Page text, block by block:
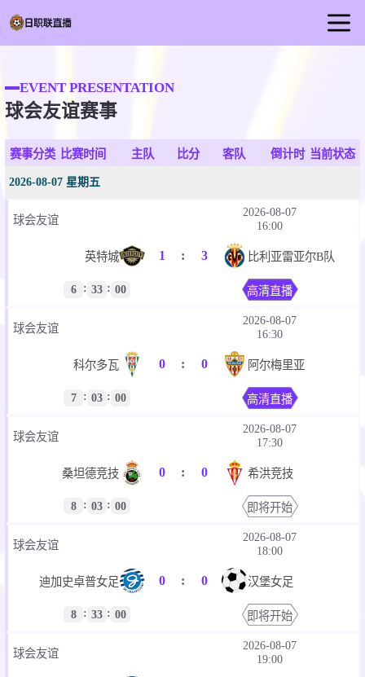
日职联直播
足球直播
篮球直播
足球视频
EVENT PRESENTATION
球会友谊赛事
赛事分类 比赛时间 主队 比分 客队 倒计时 当前状态
2026-08-07 星期五
球会友谊
2026-08-07
16:00
英特城 1 : 3 比利亚雷亚尔B队
6 : 33 : 00 高清直播
球会友谊
2026-08-07
16:30
科尔多瓦 0 : 0 阿尔梅里亚
7 : 03 : 00 高清直播
球会友谊
2026-08-07
17:30
桑坦德竞技 0 : 0 希洪竞技
8 : 03 : 00 即将开始
球会友谊
2026-08-07
18:00
迪加史卓普女足 0 : 0 汉堡女足
8 : 33 : 00 即将开始
球会友谊
2026-08-07
19:00